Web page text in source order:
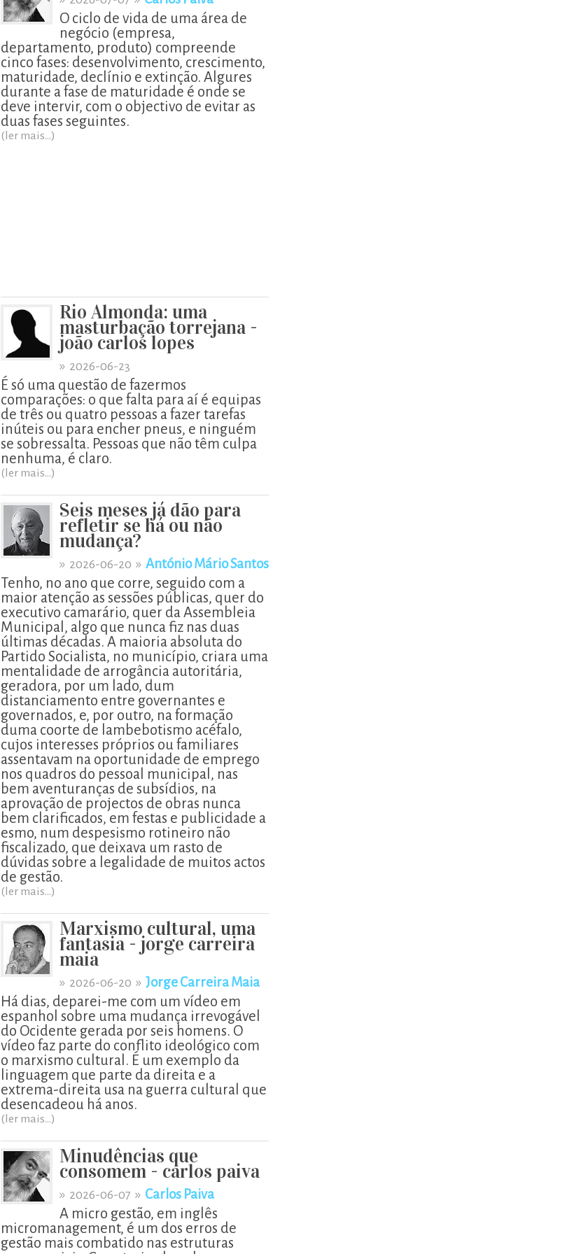
O ciclo de vida de uma área de
negócio (empresa,
departamento, produto) compreende
cinco fases: desenvolvimento, crescimento,
maturidade, declínio e extinção. Algures
durante a fase de maturidade é onde se
deve intervir, com o objectivo de evitar as
duas fases seguintes.
(ler mais...)
Rio Almonda: uma
masturbação torrejana -
joão carlos lopes
» 2026-06-23
É só uma questão de fazermos
comparações: o que falta para aí é equipas
de três ou quatro pessoas a fazer tarefas
inúteis ou para encher pneus, e ninguém
se sobressalta. Pessoas que não têm culpa
nenhuma, é claro.
(ler mais...)
Seis meses já dão para
refletir se há ou não
mudança?
» 2026-06-20 » António Mário Santos
Tenho, no ano que corre, seguido com a
maior atenção as sessões públicas, quer do
executivo camarário, quer da Assembleia
Municipal, algo que nunca fiz nas duas
últimas décadas. A maioria absoluta do
Partido Socialista, no município, criara uma
mentalidade de arrogância autoritária,
geradora, por um lado, dum
distanciamento entre governantes e
governados, e, por outro, na formação
duma coorte de lambebotismo acéfalo,
cujos interesses próprios ou familiares
assentavam na oportunidade de emprego
nos quadros do pessoal municipal, nas
bem aventuranças de subsídios, na
aprovação de projectos de obras nunca
bem clarificados, em festas e publicidade a
esmo, num despesismo rotineiro não
fiscalizado, que deixava um rasto de
dúvidas sobre a legalidade de muitos actos
de gestão.
(ler mais...)
Marxismo cultural, uma
fantasia - jorge carreira
maia
» 2026-06-20 » Jorge Carreira Maia
Há dias, deparei-me com um vídeo em
espanhol sobre uma mudança irrevogável
do Ocidente gerada por seis homens. O
vídeo faz parte do conflito ideológico com
o marxismo cultural. É um exemplo da
linguagem que parte da direita e a
extrema-direita usa na guerra cultural que
desencadeou há anos.
(ler mais...)
Minudências que
consomem - carlos paiva
» 2026-06-07 » Carlos Paiva
A micro gestão, em inglês
micromanagement, é um dos erros de
gestão mais combatido nas estruturas